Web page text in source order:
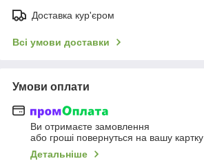
Доставка кур'єром
Всі умови доставки
Умови оплати
Ви отримаєте замовлення
або гроші повернуться на вашу картку
Детальніше